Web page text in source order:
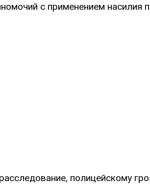
с применением насилия
полицейскому